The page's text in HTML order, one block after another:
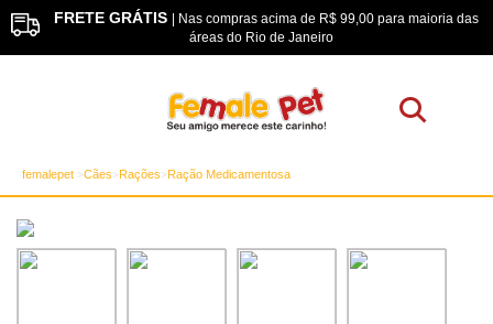
FRETE GRÁTIS | Nas compras acima de R$ 99,00 para maioria das
áreas do Rio de Janeiro
femalepet Cães Rações Ração Medicamentosa